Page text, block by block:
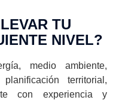
TU
NIVEL?
medio ambiente,
territorial,
con experiencia y